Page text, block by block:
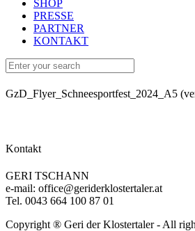
SHOP
PRESSE
PARTNER
KONTAKT
GzD_Flyer_Schneesportfest_2024_A5
Kontakt
GERI TSCHANN
e-mail: office@geriderklostertaler.at
Tel. 0043 664 100 87 01
Copyright ® Geri der Klostertaler - All